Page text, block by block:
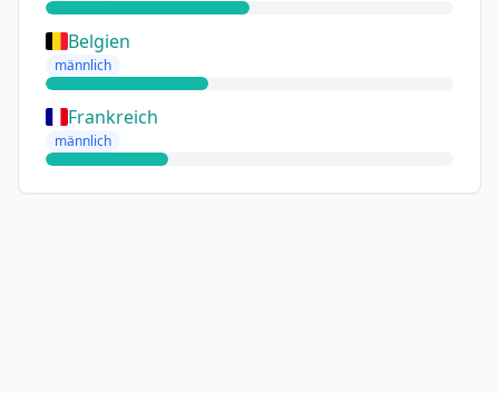
Belgien
männlich
Frankreich
männlich